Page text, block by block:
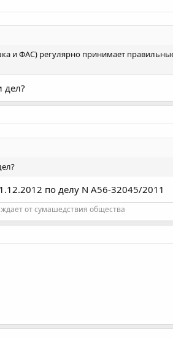
и ФАС) регулярно принимает
дел?
по делу N А56-32045/2011
от сумашедствия общества